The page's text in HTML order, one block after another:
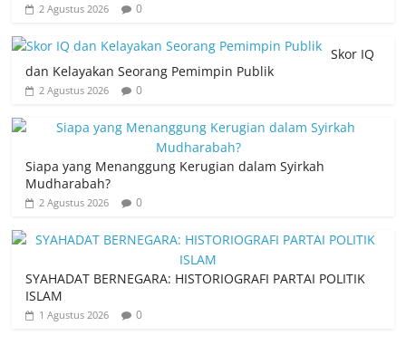
2 Agustus 2026 0
Skor IQ
dan Kelayakan Seorang Pemimpin Publik
2 Agustus 2026 0
Siapa yang Menanggung Kerugian dalam Syirkah
Mudharabah?
2 Agustus 2026 0
SYAHADAT BERNEGARA: HISTORIOGRAFI PARTAI POLITIK
ISLAM
1 Agustus 2026 0